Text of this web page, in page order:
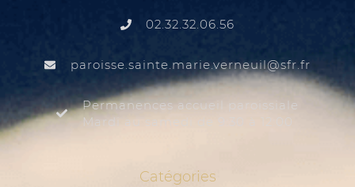
02.32.32.06.56
rf.rfs
@liuenrev.eiram.etnias.essiorap
Permanences accueil paroissiale
Mardi au samedi de 9:30 à 12:00
Catégories